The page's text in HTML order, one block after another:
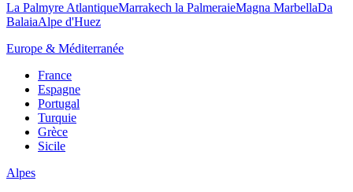
La Palmyre AtlantiqueMarrakech la PalmeraieMagna MarbellaDa
BalaiaAlpe d'Huez
Europe & Méditerranée
France
Espagne
Portugal
Turquie
Grèce
Sicile
Alpes